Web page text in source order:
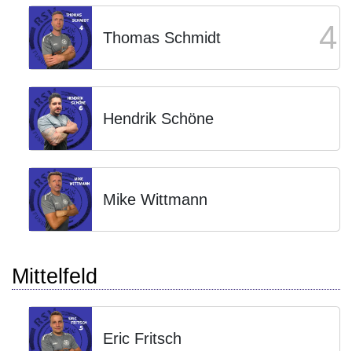
Thomas Schmidt 4
Hendrik Schöne
Mike Wittmann
Mittelfeld
Eric Fritsch